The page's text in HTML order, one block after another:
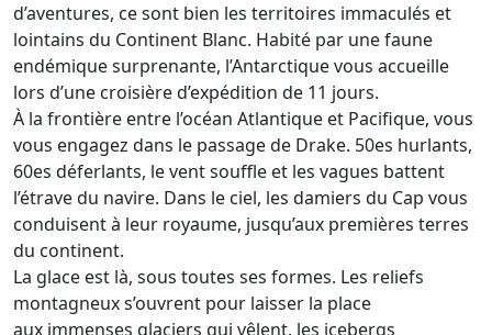
d’aventures, ce sont bien les territoires immaculés et
lointains du Continent Blanc. Habité par une faune
endémique surprenante, l’Antarctique vous accueille
lors d’une croisière d’expédition de 11 jours.
À la frontière entre l’océan Atlantique et Pacifique, vous
vous engagez dans le passage de Drake. 50es hurlants,
60es déferlants, le vent souffle et les vagues battent
l’étrave du navire. Dans le ciel, les damiers du Cap vous
conduisent à leur royaume, jusqu’aux premières terres
du continent.
La glace est là, sous toutes ses formes. Les reliefs
montagneux s’ouvrent pour laisser la place
aux immenses glaciers qui vêlent, les icebergs